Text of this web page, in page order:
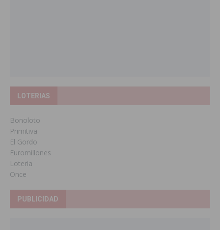
LOTERIAS
Bonoloto
Primitiva
El Gordo
Euromillones
Loteria
Once
PUBLICIDAD